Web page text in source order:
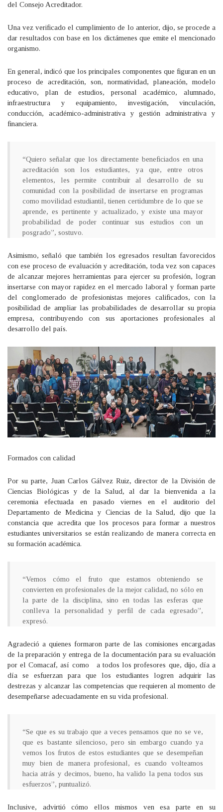
del Consejo Acreditador.
Una vez verificado el cumplimiento de lo anterior, dijo, se procede a
dar resultados con base en los dictámenes que emite el mencionado
organismo.
En general, indicó que los principales componentes que figuran en un
proceso de acreditación, son, normatividad, planeación, modelo
educativo, plan de estudios, personal académico, alumnado,
infraestructura y equipamiento, investigación, vinculación,
conducción, académico-administrativa y gestión administrativa y
financiera.
“Quiero señalar que los directamente beneficiados en una
acreditación son los estudiantes, ya que, entre otros
elementos, les permite contribuir al desarrollo de su
comunidad con la posibilidad de insertarse en programas
como movilidad estudiantil, tienen certidumbre de lo que se
aprende, es pertinente y actualizado, y existe una mayor
probabilidad de poder continuar sus estudios con un
posgrado”, sostuvo.
Asimismo, señaló que también los egresados resultan favorecidos
con ese proceso de evaluación y acreditación, toda vez son capaces
de alcanzar mejores herramientas para ejercer su profesión, logran
insertarse con mayor rapidez en el mercado laboral y forman parte
del conglomerado de profesionistas mejores calificados, con la
posibilidad de ampliar las probabilidades de desarrollar su propia
empresa, contribuyendo con sus aportaciones profesionales al
desarrollo del país.
Formados con calidad
Por su parte, Juan Carlos Gálvez Ruiz, director de la División de
Ciencias Biológicas y de la Salud, al dar la bienvenida a la
ceremonia efectuada en pasado viernes en el auditorio del
Departamento de Medicina y Ciencias de la Salud, dijo que la
constancia que acredita que los procesos para formar a nuestros
estudiantes universitarios se están realizando de manera correcta en
su formación académica.
“Vemos cómo el fruto que estamos obteniendo se
convierten en profesionales de la mejor calidad, no sólo en
la parte de la disciplina, sino en todas las esferas que
conlleva la personalidad y perfil de cada egresado”,
expresó.
Agradeció a quienes formaron parte de las comisiones encargadas
de la preparación y entrega de la documentación para su evaluación
por el Comacaf, así como a todos los profesores que, dijo, día a
día se esfuerzan para que los estudiantes logren adquirir las
destrezas y alcanzar las competencias que requieren al momento de
desempeñarse adecuadamente en su vida profesional.
“Se que es su trabajo que a veces pensamos que no se ve,
que es bastante silencioso, pero sin embargo cuando ya
vemos los frutos de estos estudiantes que se desempeñan
muy bien de manera profesional, es cuando volteamos
hacia atrás y decimos, bueno, ha valido la pena todos sus
esfuerzos”, puntualizó.
Inclusive, advirtió cómo ellos mismos ven esa parte en su